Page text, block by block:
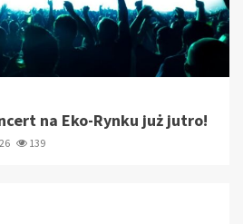
na Eko-Rynku już jutro!
139